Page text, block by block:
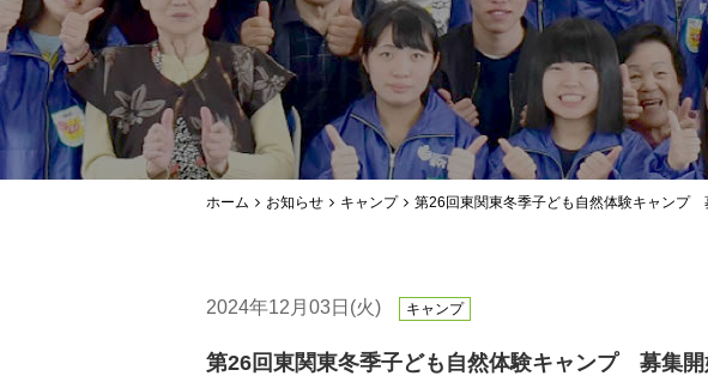
ホーム お知らせ キャンプ 第26回東関東冬季子ども自然体験キャンプ
2024年12月03日(火) キャンプ
第26回東関東冬季子ども自然体験キャンプ 募集開